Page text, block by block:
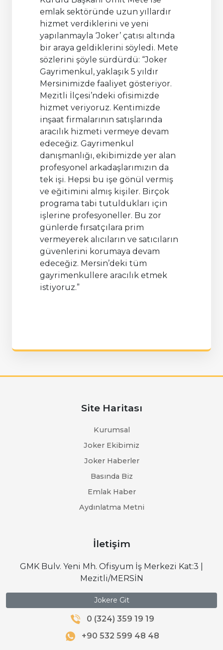
emlak sektöründe uzun yıllardır
hizmet verdiklerini ve yeni
yapılanmayla ‘Joker’ çatısı altında
bir araya geldiklerini söyledi. Mete
sözlerini şöyle sürdürdü: “Joker
Gayrimenkul, yaklaşık 5 yıldır
Mersinimizde faaliyet gösteriyor.
Mezitli İlçesi’ndeki ofisimizde
hizmet veriyoruz. Kentimizde
inşaat firmalarının satışlarında
aracılık hizmeti vermeye devam
edeceğiz. Gayrimenkul
danışmanlığı, ekibimizde yer alan
profesyonel arkadaşlarımızın da
tek işi. Hepsi bu işe gönül vermiş
ve eğitimini almış kişiler. Birçok
programa tabi tutuldukları için
işlerine profesyoneller. Bu zor
günlerde fırsatçılara prim
vermeyerek alıcıların ve satıcıların
güvenlerini korumaya devam
edeceğiz. Mersin’deki tüm
gayrimenkullere aracılık etmek
istiyoruz.”
Site Haritası
Kurumsal
Joker Ekibimiz
Joker Haberler
Basında Biz
Emlak Haber
Aydınlatma Metni
İletişim
GMK Bulv. Yeni Mh. Ofisyum İş Merkezi Kat:3 |
Mezitli/MERSİN
Jokere Git
0 (324) 359 19 19
+90 532 599 48 48